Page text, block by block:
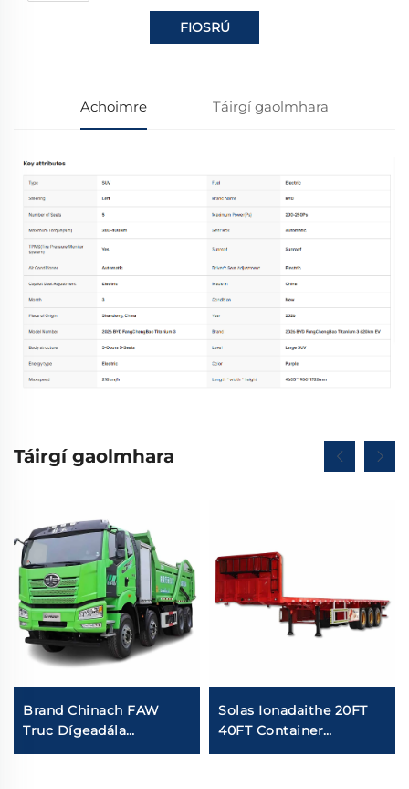
FIOSRÚ
Achoimre Táirgí gaolmhara
Táirgí gaolmhara
Brand Chinach FAW
Truc Dígeadála
Idirleathan 8*4 50-60Ton
Solas Ionadaithe 20FT
40FT Container
Transport 3/4Axles